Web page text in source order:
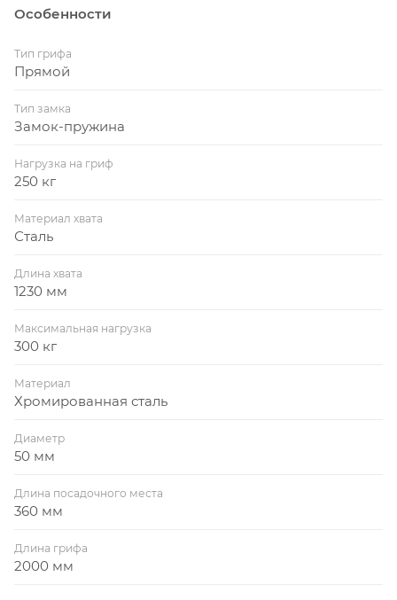
мм. Весит гриф 18 кг и способен выдерживать
подходит для выполнения разнообразных силовых
упражнений и станет незаменимым помощником
на пути к спортивным достижениям.
Особенности
Тип грифа
Прямой
Тип замка
Замок-пружина
Нагрузка на гриф
250 кг
Материал хвата
Сталь
Длина хвата
1230 мм
Максимальная нагрузка
300 кг
Материал
Хромированная сталь
Диаметр
50 мм
Длина посадочного места
360 мм
Длина грифа
2000 мм